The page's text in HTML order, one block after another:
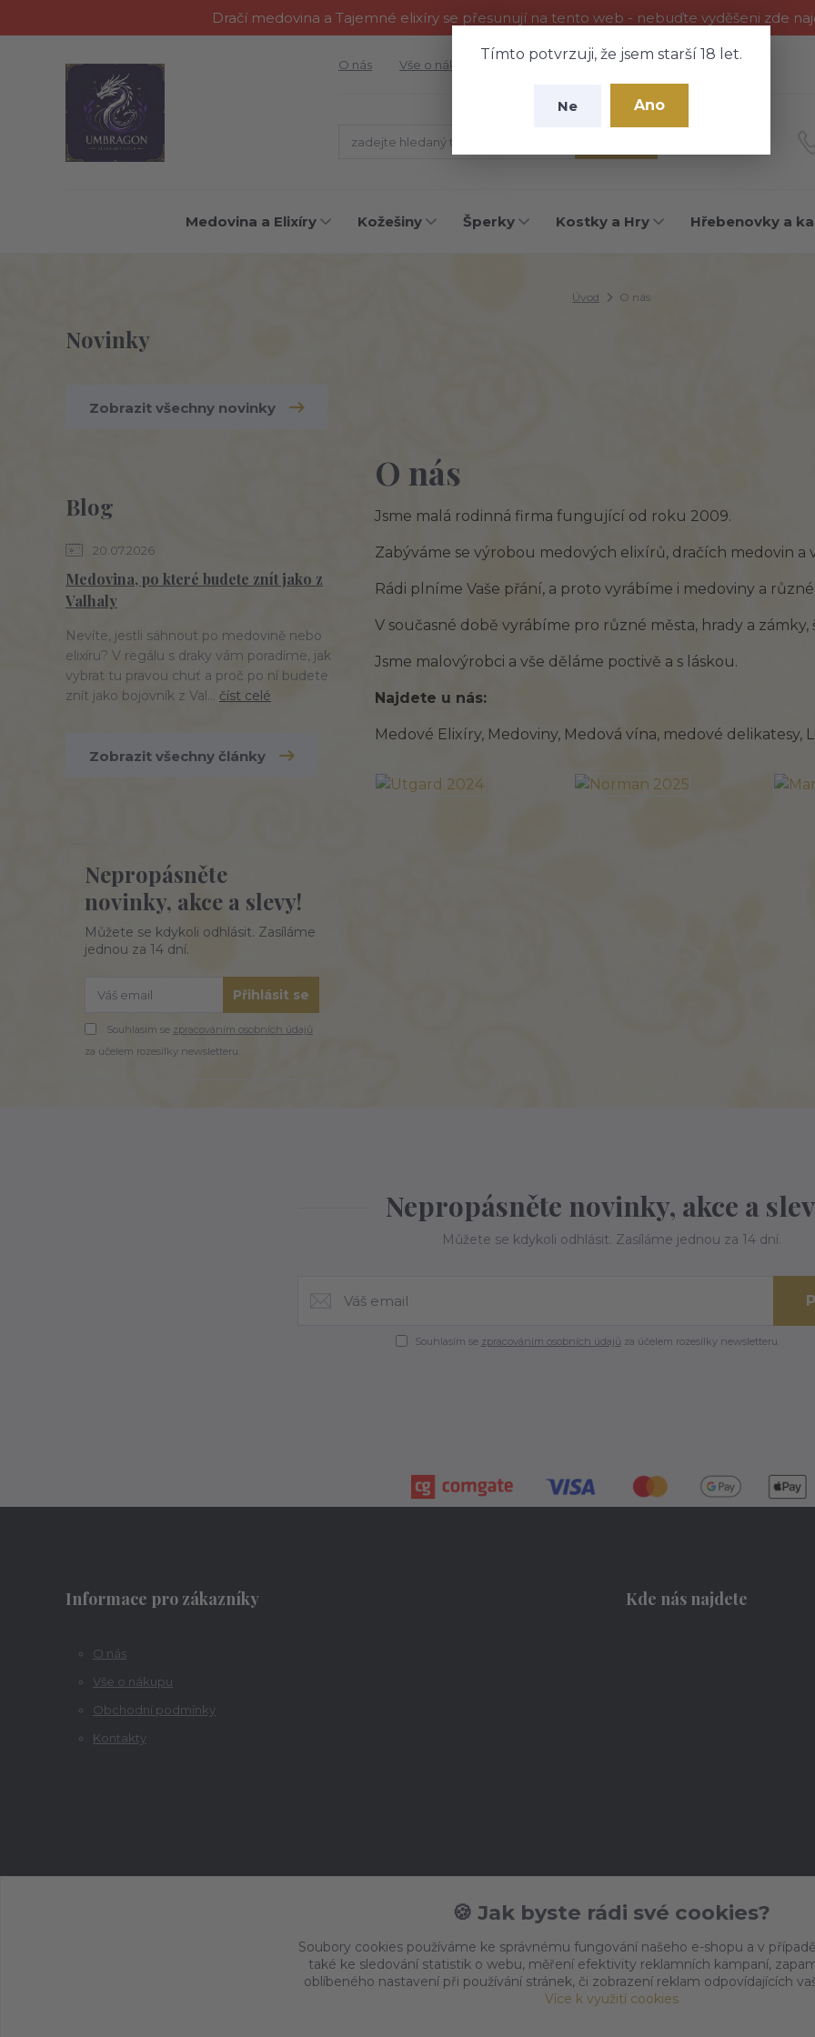
Dračí medovina a Tajemné elixíry se přesunují na tento web - nebuďte vyděšeni zde
Tímto potvrzuji, že jsem starší 18 let.
Ne Ano
O nás Vše o nákupu Fotogalerie Kontakty
Medovina a Elixíry Kožešiny Šperky Kostky a Hry Hřebenovky a
Úvod O nás
Novinky
Zobrazit všechny novinky
Blog
20.07.2026
Medovina, po které budete znít jako z
Valhaly
Nevíte, jestli sáhnout po medovině nebo
elixíru? V regálu s draky vám poradíme, jak
vybrat tu pravou chuť a proč po ní budete
znít jako bojovník z Val... číst celé
Zobrazit všechny články
Nepropásněte
novinky, akce a slevy!
Můžete se kdykoli odhlásit. Zasíláme
jednou za 14 dní.
Přihlásit se
Souhlasím se zpracováním osobních údajů
za účelem rozesílky newsletteru.
O nás
Jsme malá rodinná firma fungující od roku 2009.
Zabýváme se výrobou medových elixírů, dračích medovin
Rádi plníme Vaše přání, a proto vyrábíme i medoviny a
V současné době vyrábíme pro různé města, hrady a zámky,
Jsme malovýrobci a vše děláme poctivě a s láskou.
Najdete u nás:
Medové Elixíry, Medoviny, Medová vína, medové delikatesy,
Nepropásněte novinky, akce a
Můžete se kdykoli odhlásit. Zasíláme jednou za 14 dní.
Souhlasím se zpracováním osobních údajů za účelem rozesílky newsletteru.
Informace pro zákazníky
O nás
Vše o nákupu
Obchodní podmínky
Kontakty
Kde nás najdete
🍪 Jak byste rádi své cookies?
Soubory cookies používáme ke správnému fungování našeho e-shopu a v
také ke sledování statistik o webu, měření efektivity reklamních kampaní,
oblíbeného nastavení při používání stránek, či zobrazení reklam odpovídajících
Více k využití cookies